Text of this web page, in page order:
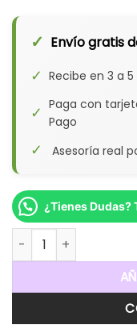
✓ Envío gratis
✓ Recibe en 3 a
✓ Paga con
Pago
✓ Asesoría real
¿Tienes Dudas?
Mascarilla Capilar